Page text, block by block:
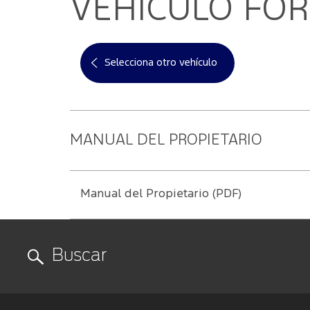
Mis Experiencias Ford
Manual del Propietario
SYNC®
Mi cuenta
VEHÍCULO
Selecciona otro vehículo
MANUAL DEL PROPIETARIO
Manual del Propietario (PDF)